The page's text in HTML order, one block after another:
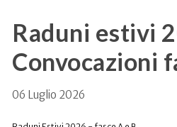
Raduni estivi
Convocazioni
06 Luglio 2026